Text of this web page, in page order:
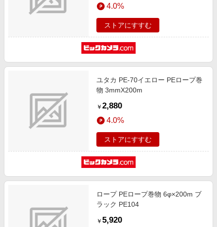
4.0%
ストアにすすむ
ユタカ PE-70イエロー PEロープ巻
物 3mmX200m
￥ 2,880
4.0%
ストアにすすむ
ロープ PEロープ巻物 6φ×200m ブ
ラック PE104
￥ 5,920